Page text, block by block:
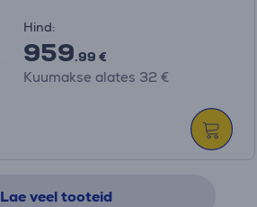
Hind:
959.99 €
Kuumakse alates 32 €
Lae veel tooteid